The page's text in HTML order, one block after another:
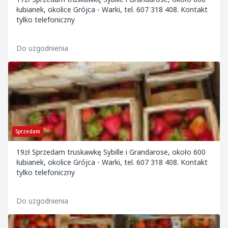
łubianek, okolice Grójca - Warki, tel. 607 318 408. Kontakt
tylko telefoniczny
Do uzgodnienia
Sprzedam
19zł Sprzedam truskawkę Sybille i Grandarose, około 600
łubianek, okolice Grójca - Warki, tel. 607 318 408. Kontakt
tylko telefoniczny
Do uzgodnienia